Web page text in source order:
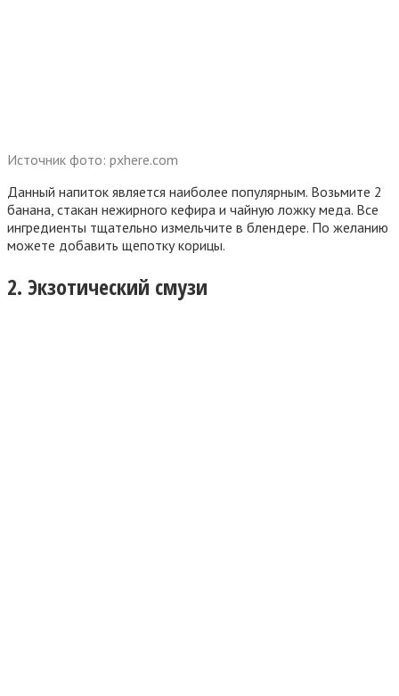
Источник фото: pxhere.com
Данный напиток является наиболее популярным. Возьмите 2
банана, стакан нежирного кефира и чайную ложку меда. Все
ингредиенты тщательно измельчите в блендере. По желанию
можете добавить щепотку корицы.
2. Экзотический смузи